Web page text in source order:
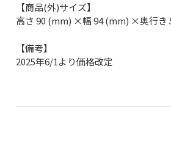
【商品(外)サイズ】
高さ 90 (mm) ×幅 94 (mm) ×奥行き
【備考】
2025年6/1より価格改定